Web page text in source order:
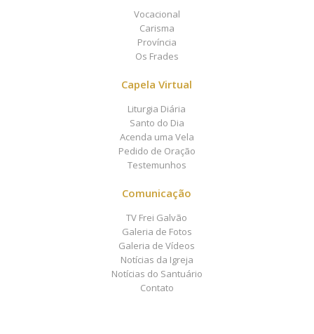
Vocacional
Carisma
Província
Os Frades
Capela Virtual
Liturgia Diária
Santo do Dia
Acenda uma Vela
Pedido de Oração
Testemunhos
Comunicação
TV Frei Galvão
Galeria de Fotos
Galeria de Vídeos
Notícias da Igreja
Notícias do Santuário
Contato